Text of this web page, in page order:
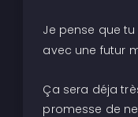
Je pense que
avec une futur
Ça sera déja
promesse de